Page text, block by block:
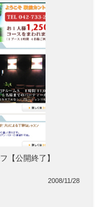
【公開終了】
2008/11/28